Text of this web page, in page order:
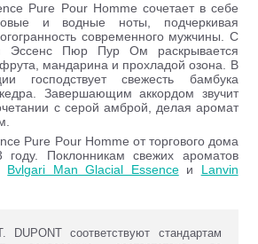
Pure Pour Homme сочетает в себе
и водные ноты, подчеркивая
современного мужчины. С
Эссенс Пюр Пур Ом раскрывается
мандарина и прохладой озона. В
господствует свежесть бамбука
Завершающим аккордом звучит
с серой амброй, делая аромат
Pure Pour Homme от торгового дома
Поклонникам свежих ароматов
Bvlgari Man Glacial Essenceи Lanvin
DUPONT соответствуют стандартам